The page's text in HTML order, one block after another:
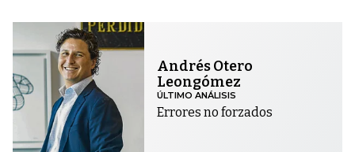
Andrés Otero
Leongómez
ÚLTIMO ANÁLISIS
Errores no forzados